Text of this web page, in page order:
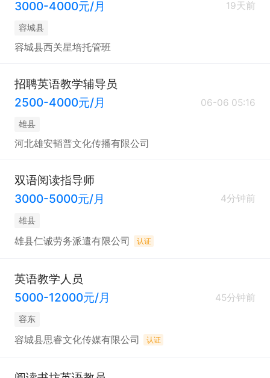
3000-4000元/月 19天前
容城县
容城县西关星培托管班
招聘英语教学辅导员
2500-4000元/月
06-06 05:16
雄县
河北雄安韬普文化传播有限公司
双语阅读指导师
3000-5000元/月
4分钟前
雄县
雄县仁诚劳务派遣有限公司 认证
英语教学人员
5000-12000元/月
45分钟前
容东
容城县思睿文化传媒有限公司 认证